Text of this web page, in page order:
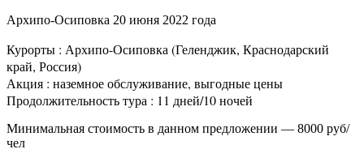
Архипо-Осиповка 20 июня 2022 года
Курорты : Архипо-Осиповка (Геленджик, Краснодарский
край, Россия)
Акция : наземное обслуживание, выгодные цены
Продолжительность тура : 11 дней/10 ночей
Минимальная стоимость в данном предложении — 8000 руб/
чел